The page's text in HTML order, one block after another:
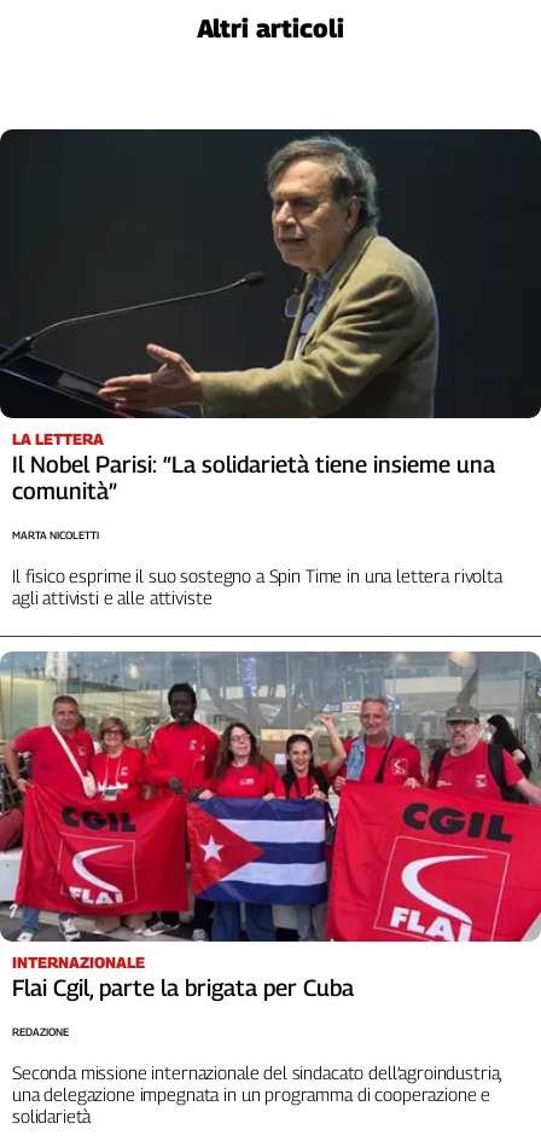
Puglia
D'Aosta
Veneto
Archivio
Storico
1955-
2014
Cerca
Contatti
La
redazione
Newsletter
Social
Altri articoli
LA LETTERA
Il Nobel Parisi: “La solidarietà tiene insieme una
comunità”
Il fisico esprime il suo sostegno a Spin Time in una lettera rivolta
agli attivisti e alle attiviste
MARTA NICOLETTI
INTERNAZIONALE
Flai Cgil, parte la brigata per Cuba
Seconda missione internazionale del sindacato dell’agroindustria,
una delegazione impegnata in un programma di cooperazione e
solidarietà
REDAZIONE